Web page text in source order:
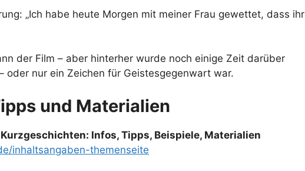
„Ich habe heute Morgen mit meiner Frau gewettet, dass ihr
der Film – aber hinterher wurde noch einige Zeit darüber
oder nur ein Zeichen für Geistesgegenwart war.
und Materialien
Infos, Tipps, Beispiele, Materialien
inhaltsangaben-themenseite